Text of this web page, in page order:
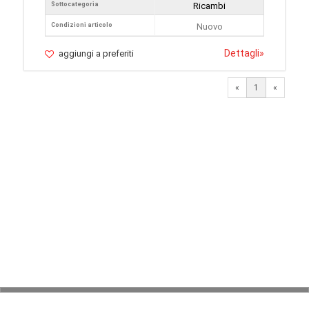
Sottocategoria
Condizioni articolo
Ricambi
Nuovo
aggiungi a preferiti Dettagli»
« 1 «